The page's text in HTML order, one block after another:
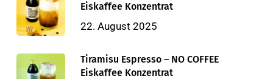
Eiskaffee Konzentrat
22. August 2025
Tiramisu Espresso – NO COFFEE
Eiskaffee Konzentrat